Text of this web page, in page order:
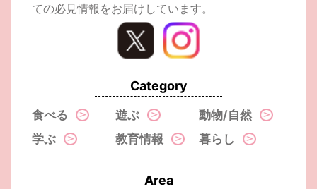
ての必見情報をお届けしています。
Category
食べる 遊ぶ
動物/自然
学ぶ
教育情報 暮らし
Area